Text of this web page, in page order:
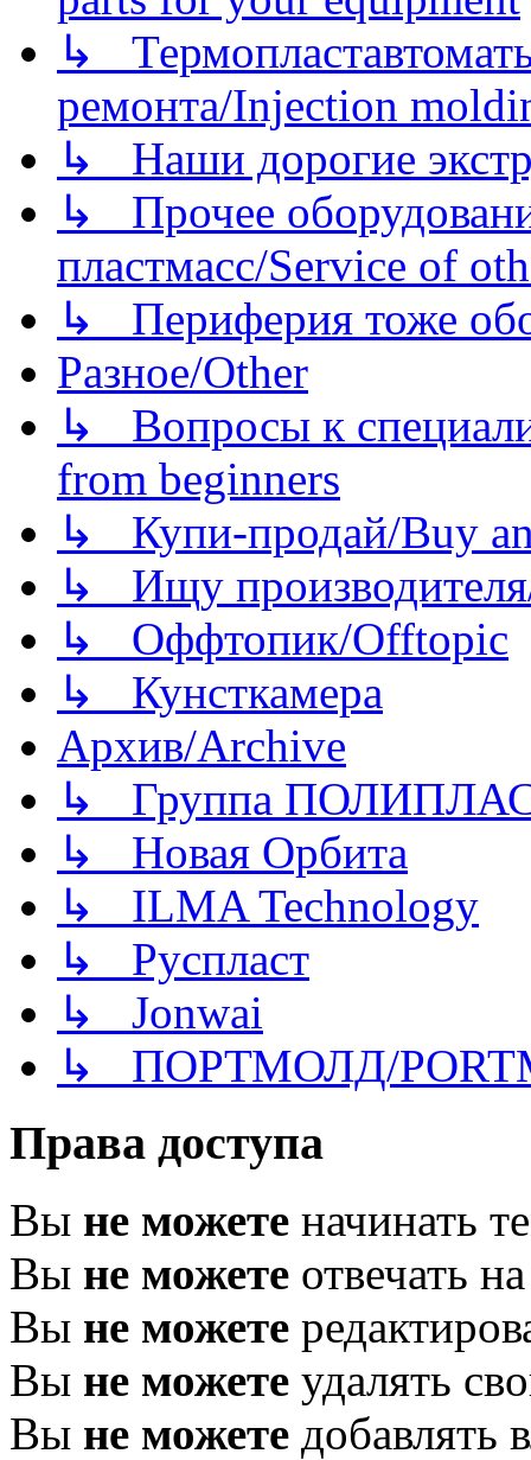
↳
ремонта/Injection
↳ Наши дорогие
↳ Прочее
пластмасс/Service of
↳ Периферия тоже
Разное/Other
↳ Вопросы к
from beginners
↳ Купи-продай/Buy
↳ Ищу
↳ Оффтопик/Offtopic
↳ Кунсткамера
Архив/Archive
↳ Группа
↳ Новая Орбита
↳ ILMA Technology
↳ Руспласт
↳ Jonwai
↳ ПОРТМОЛД/
Права доступа
Вы не можете начинать
Вы не можете отвечать
Вы не можете
Вы не можете удалять
Вы не можете добавлять